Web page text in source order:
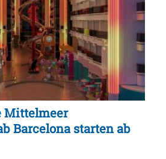
Mittelmeer
Barcelona starten ab